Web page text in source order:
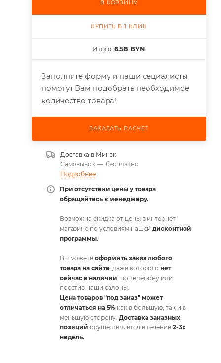
В КОРЗИНУ
КУПИТЬ В 1 КЛИК
Итого:6.58 BYN
Заполните форму и наши сециалисты
помогут Вам подобрать необходимое
количество товара!
ЗАКАЗАТЬ РАСЧЕТ
Доставка в Минск
Самовывоз — бесплатно
Подробнее
При отсутствии цены у товара
обращайтесь к менеджеру.
Возможна скидка от цены в интернет-
магазине по условиям нашей дисконтной
программы.
Вы можете оформить заказ любого
товара на сайте, даже которого нет
сейчас в наличии, по телефону или
посетив наши салоны.
Цена товаров "под заказ" может
отличаться на 5%как в большую, так и в
меньшую сторону. Доставка заказных
позиций осуществляется в течение 2-3х
недель.